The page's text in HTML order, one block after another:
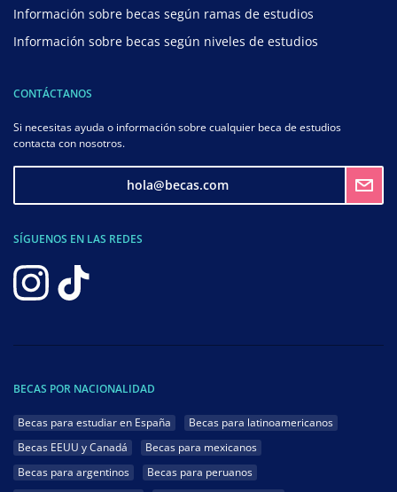
Información sobre becas según ramas de estudios
Información sobre becas según niveles de estudios
CONTÁCTANOS
Si necesitas ayuda o información sobre cualquier beca de estudios
contacta con nosotros.
hola@becas.com
SÍGUENOS EN LAS REDES
BECAS POR NACIONALIDAD
Becas para estudiar en España
Becas para latinoamericanos
Becas EEUU y Canadá
Becas para mexicanos
Becas para argentinos
Becas para peruanos